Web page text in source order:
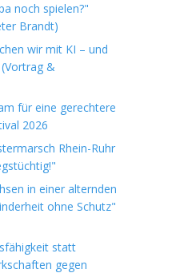
noch spielen?"
Brandt)
wir mit KI – und
&
für eine gerechtere
2026
Rhein-Ruhr
in einer alternden
ohne Schutz"
statt
gegen